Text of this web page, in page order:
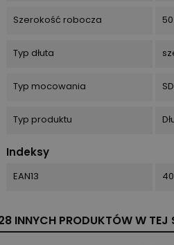
Szerokość robocza
Typ dłuta
Typ mocowania
Typ produktu
Indeksy
EAN13
INNYCH PRODUKTÓW W TEJ